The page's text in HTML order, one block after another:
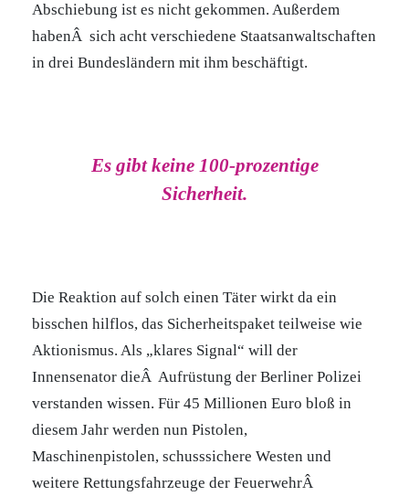
Abschiebung ist es nicht gekommen. Außerdem
habenÂ sich acht verschiedene Staatsanwaltschaften
in drei Bundesländern mit ihm beschäftigt.
Es gibt keine 100-prozentige
Sicherheit.
Die Reaktion auf solch einen Täter wirkt da ein
bisschen hilflos, das Sicherheitspaket teilweise wie
Aktionismus. Als „klares Signal“ will der
Innensenator dieÂ Aufrüstung der Berliner Polizei
verstanden wissen. Für 45 Millionen Euro bloß in
diesem Jahr werden nun Pistolen,
Maschinenpistolen, schusssichere Westen und
weitere Rettungsfahrzeuge der FeuerwehrÂ